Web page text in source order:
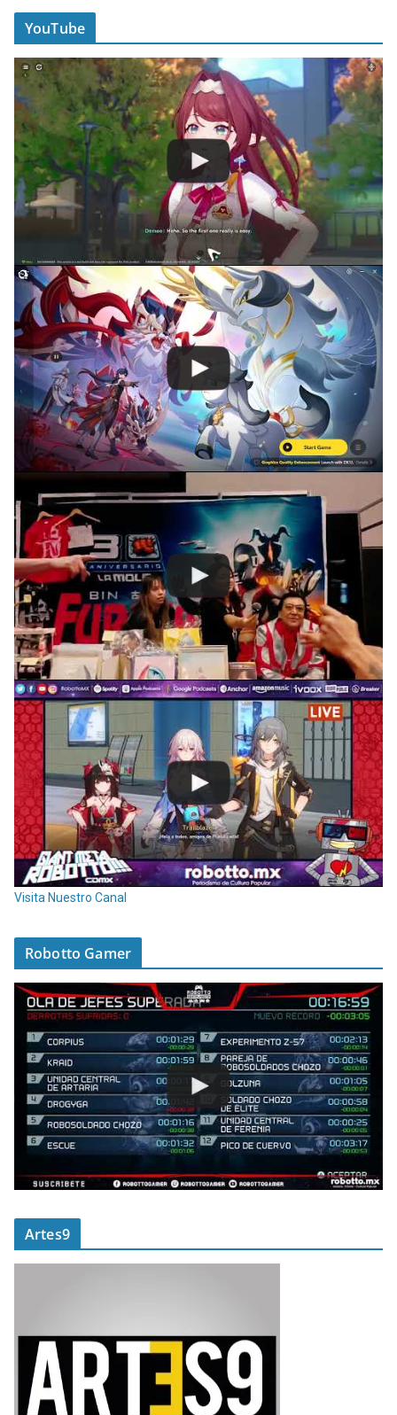
YouTube
Visita Nuestro Canal
Robotto Gamer
Artes9